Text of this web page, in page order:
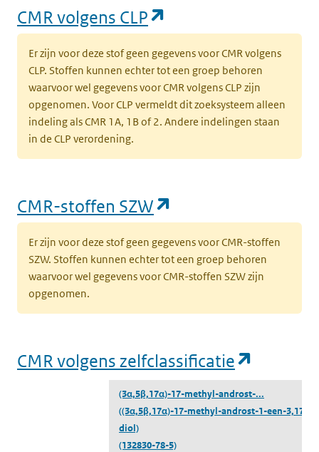
CMR volgens CLP
Er zijn voor deze stof geen gegevens voor CMR volgens
CLP. Stoffen kunnen echter tot een groep behoren
waarvoor wel gegevens voor CMR volgens CLP zijn
opgenomen. Voor CLP vermeldt dit zoeksysteem alleen
indeling als CMR 1A, 1B of 2. Andere indelingen staan
in de CLP verordening.
CMR-stoffen SZW
Er zijn voor deze stof geen gegevens voor CMR-stoffen
SZW. Stoffen kunnen echter tot een groep behoren
waarvoor wel gegevens voor CMR-stoffen SZW zijn
opgenomen.
CMR volgens zelfclassificatie
(3α,5β,17α)-17-methyl-androst-...
((3α,5β,17α)-17-methyl-androst-1-een-3,17-
diol)
(132830-78-5)